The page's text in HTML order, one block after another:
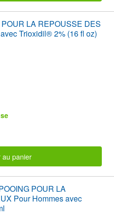
LA REPOUSSE DES
Trioxidil® 2% (16 fl oz)
au panier
POUR LA
Pour Hommes avec